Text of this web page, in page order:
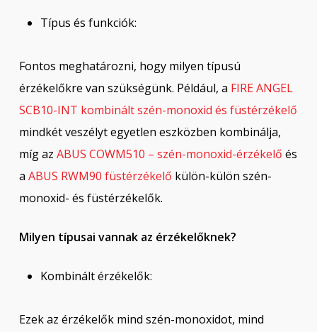
Típus és funkciók:
Fontos meghatározni, hogy milyen típusú
érzékelőkre van szükségünk. Például, a FIRE ANGEL
SCB10-INT kombinált szén-monoxid és füstérzékelő
mindkét veszélyt egyetlen eszközben kombinálja,
míg az ABUS COWM510 – szén-monoxid-érzékelő és
a ABUS RWM90 füstérzékelő külön-külön szén-
monoxid- és füstérzékelők.
Milyen típusai vannak az érzékelőknek?
Kombinált érzékelők:
Ezek az érzékelők mind szén-monoxidot, mind